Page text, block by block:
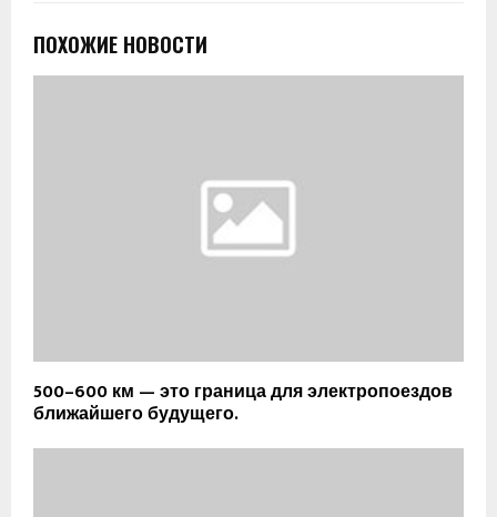
ПОХОЖИЕ НОВОСТИ
500–600 км — это граница для электропоездов
ближайшего будущего.